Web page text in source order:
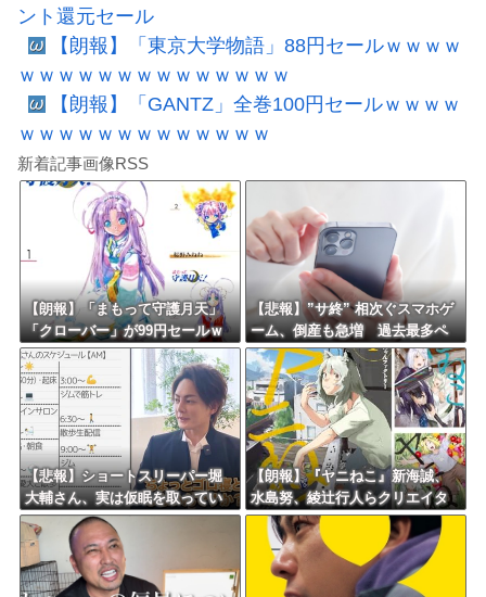
ント還元セール
【朗報】「東京大学物語」88円セールｗｗｗｗ
ｗｗｗｗｗｗｗｗｗｗｗｗｗｗ
【朗報】「GANTZ」全巻100円セールｗｗｗｗ
ｗｗｗｗｗｗｗｗｗｗｗｗｗ
新着記事画像RSS
【朗報】「まもって守護月天」
「クローバー」が99円セールｗ
ｗｗｗｗｗｗｗｗｗｗｗ
【悲報】”サ終” 相次ぐスマホゲ
ーム、倒産も急増 過去最多ペ
ースで推移 「当たれば一攫千
金」過去の時代に
【悲報】ショートスリーパー堀
大輔さん、実は仮眠を取ってい
たｗｗｗｗｗｗｗｗｗｗｗｗｗ
ｗｗ
【朗報】『ヤニねこ』新海誠、
水島努、綾辻行人らクリエイタ
ーが絶賛ｗｗｗｗｗｗｗｗｗ